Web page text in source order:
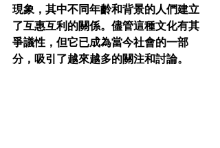
現象，其中不同年齡和背景的人們建立
了互惠互利的關係。儘管這種文化有其
爭議性，但它已成為當今社會的一部
分，吸引了越來越多的關注和討論。